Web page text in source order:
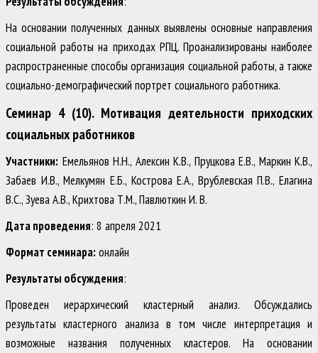
На основании полученных данных выявлены основные направления
социальной работы на приходах РПЦ. Проанализированы наиболее
распространенные способы организация социальной работы, а также
социально-демографический портрет социального работника.
Семинар 4 (10). Мотивация деятельности приходских
социальных работников
Участники: Емельянов Н.Н., Алексин К.В., Пруцкова Е.В., Маркин К.В.,
Забаев И.В., Мелкумян Е.Б., Кострова Е.А., Врублевская П.В., Елагина
В.С., Зуева А.В., Крихтова Т.М., Павлюткин И. В.
Дата проведения: 8 апреля 2021
Формат семинара: онлайн
Результаты обсуждения:
Проведен иерархический кластерный анализ. Обсуждались
результаты кластерного анализа в том числе интерпретация и
возможные названия полученных кластеров. На основании